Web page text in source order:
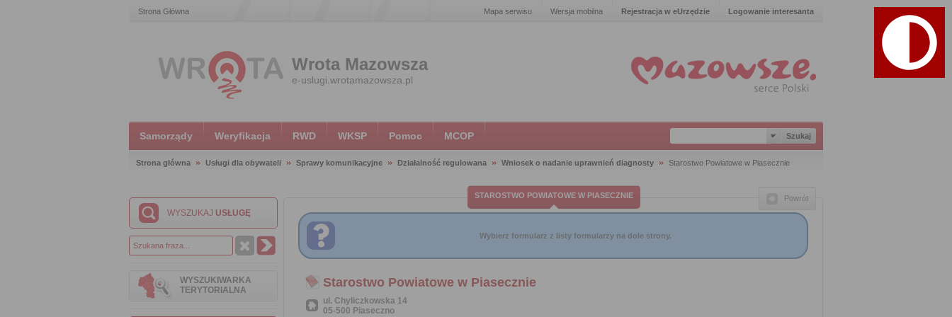
Strona Główna Mapa serwisu Wersja mobilna Rejestracja w eUrzędzie Logowanie interesanta
Wrota Mazowsza
e-uslugi.wrotamazowsza.pl
Samorządy Weryfikacja RWD WKSP Pomoc MCOP
Strona główna Usługi dla obywateli Sprawy komunikacyjne Działalność regulowana Wniosek o nadanie uprawnień diagnosty Starostwo Powiatowe w Piasecznie
WYSZUKAJ USŁUGĘ
WYSZUKIWARKA
TERYTORIALNA
STAROSTWO POWIATOWE W PIASECZNIE Powrót
Wybierz formularz z listy formularzy na dole strony.
Starostwo Powiatowe w Piasecznie
ul. Chyliczkowska 14
05-500 Piaseczno